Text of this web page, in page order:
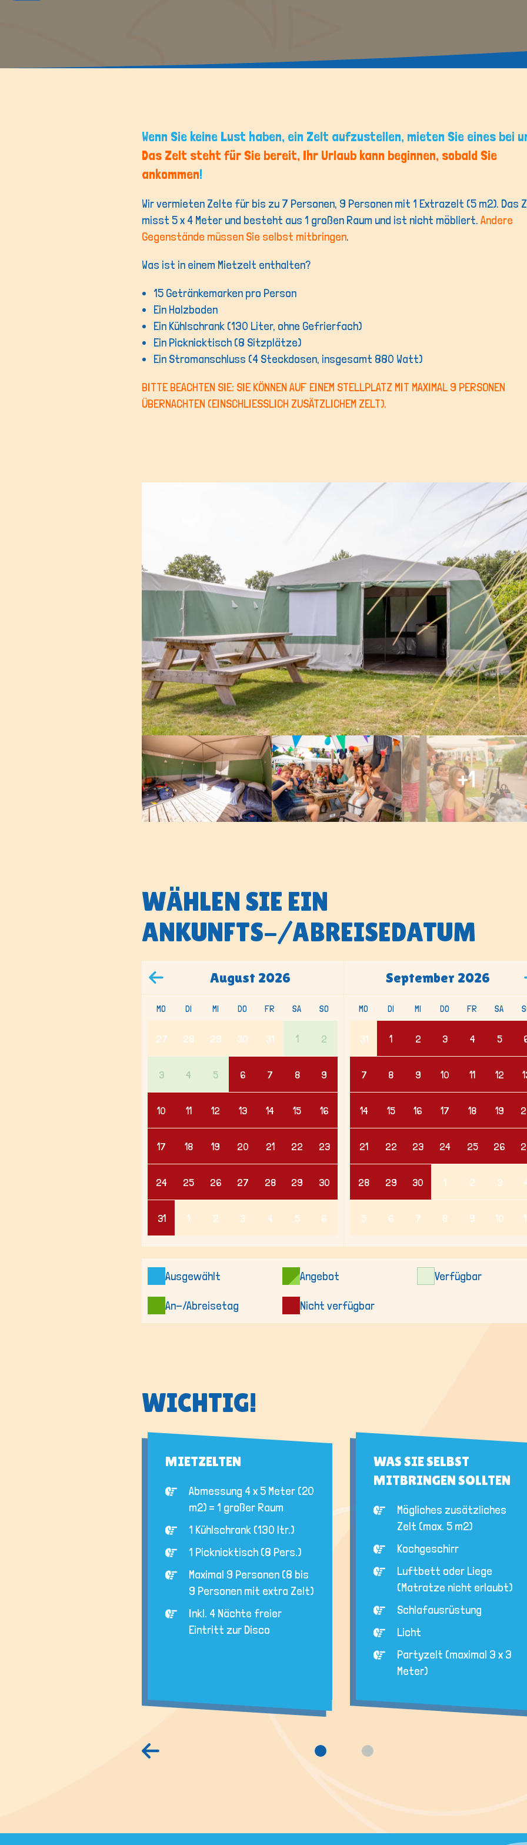
Wenn Sie keine Lust haben, ein Zelt aufzustellen, mieten Sie eines bei
Das Zelt steht für Sie bereit, Ihr Urlaub kann beginnen, sobald Sie
ankommen!
Wir vermieten Zelte für bis zu 7 Personen, 9 Personen mit 1 Extrazelt (5 m2). Das
misst 5 x 4 Meter und besteht aus 1 großen Raum und ist nicht möbliert. Andere
Gegenstände müssen Sie selbst mitbringen.
Was ist in einem Mietzelt enthalten?
15 Getränkemarken pro Person
Ein Holzboden
Ein Kühlschrank (130 Liter, ohne Gefrierfach)
Ein Picknicktisch (8 Sitzplätze)
Ein Stromanschluss (4 Steckdosen, insgesamt 880 Watt)
BITTE BEACHTEN SIE: SIE KÖNNEN AUF EINEM STELLPLATZ MIT MAXIMAL 9 PERSONEN
ÜBERNACHTEN (EINSCHLIESSLICH ZUSÄTZLICHEM ZELT).
WÄHLEN SIE EIN
ANKUNFTS-/ABREISEDATUM
August 2026
MO DI MI DO FR SA SO
27 28 29 30 31 1 2
3 4 5 6 7 8 9
10 11 12 13 14 15 16
17 18 19 20 21 22 23
24 25 26 27 28 29 30
31 1 2 3 4 5 6
September 2026
MO DI MI DO FR SA
31 1 2 3 4 5
7 8 9 10 11 12
14 15 16 17 18 19
21 22 23 24 25 26
28 29 30 1 2 3
5 6 7 8 9 10
Ausgewählt Angebot Verfügbar
An-/Abreisetag Nicht verfügbar
WICHTIG!
MIETZELTEN
Abmessung 4 x 5 Meter (20
m2) = 1 großer Raum
1 Kühlschrank (130 ltr.)
1 Picknicktisch (8 Pers.)
Maximal 9 Personen (8 bis
9 Personen mit extra Zelt)
Inkl. 4 Nächte freier
Eintritt zur Disco
WAS SIE SELBST
MITBRINGEN SOLLTEN
Mögliches zusätzliches
Zelt (max. 5 m2)
Kochgeschirr
Luftbett oder Liege
(Matratze nicht erlaubt)
Schlafausrüstung
Licht
Partyzelt (maximal 3 x 3
Meter)